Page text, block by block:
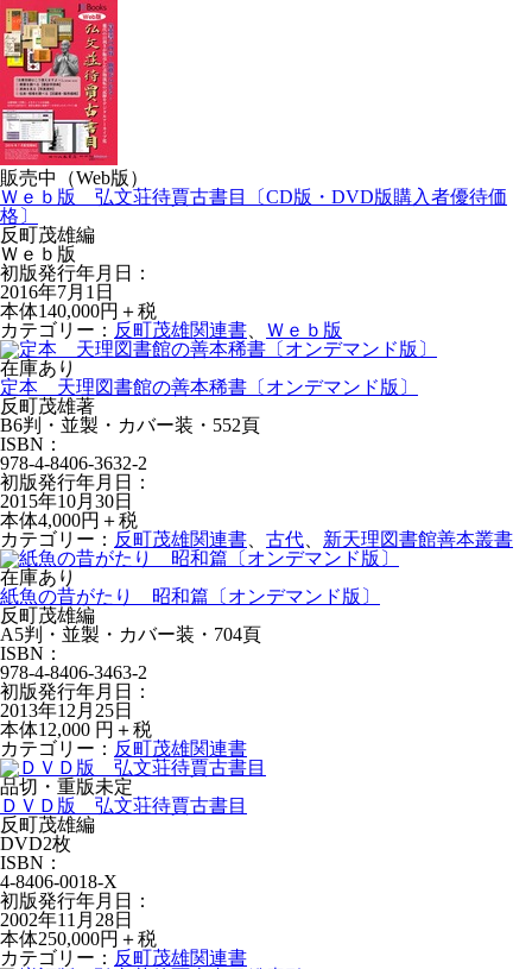
販売中（Web版）
Ｗｅｂ版 弘文荘待賈古書目〔CD版・DVD版購入者優待価
格〕
反町茂雄編
Ｗｅｂ版
初版発行年月日：
2016年7月1日
本体140,000円＋税
カテゴリー： 反町茂雄関連書
Ｗｅｂ版
在庫あり
定本 天理図書館の善本稀書〔オンデマンド版〕
反町茂雄著
B6判・並製・カバー装・552頁
ISBN：
978-4-8406-3632-2
初版発行年月日：
2015年10月30日
本体4,000円＋税
カテゴリー： 反町茂雄関連書 古代
新天理図書館善本叢書
在庫あり
紙魚の昔がたり 昭和篇〔オンデマンド版〕
反町茂雄編
A5判・並製・カバー装・704頁
ISBN：
978-4-8406-3463-2
初版発行年月日：
2013年12月25日
本体12,000 円＋税
カテゴリー： 反町茂雄関連書
品切・重版未定
ＤＶＤ版 弘文荘待賈古書目
反町茂雄編
DVD2枚
ISBN：
4-8406-0018-X
初版発行年月日：
2002年11月28日
本体250,000円＋税
カテゴリー： 反町茂雄関連書